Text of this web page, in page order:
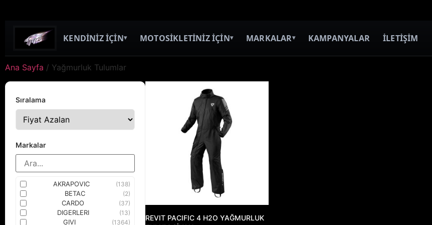
KENDİNİZ İÇİN▾ MOTOSİKLETİNİZ İÇİN▾ MARKALAR▾ KAMPANYALAR İLETİŞİM
Ana Sayfa / Yağmurluk Tulumlar
Sıralama
Markalar
AKRAPOVIC (138)
BETAC (2)
CARDO (37)
DIGERLERI (13)
GIVI (1364)
REVIT PACIFIC 4 H2O YAĞMURLUK